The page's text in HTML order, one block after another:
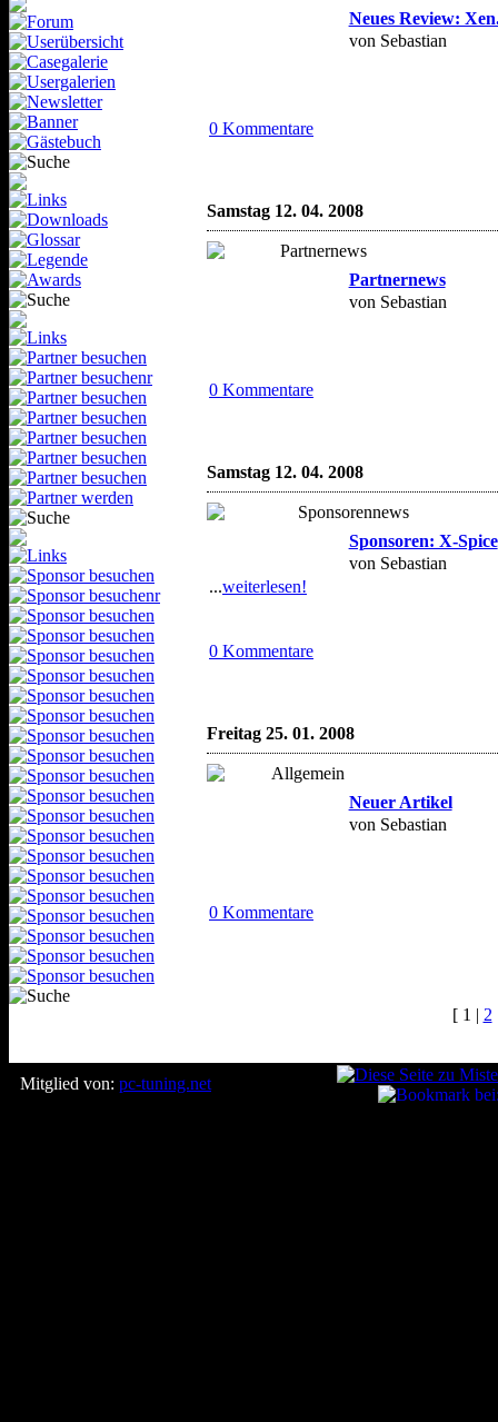
Neues Review:
von Sebastian
0 Kommentare
Samstag 12. 04. 2008
Partnernews
von Sebastian
0 Kommentare
Samstag 12. 04. 2008
Sponsoren: X-Spice
von Sebastian
...weiterlesen!
0 Kommentare
Freitag 25. 01. 2008
Neuer Artikel
von Sebastian
0 Kommentare
[ 1 | 2
Mitglied von: pc-tuning.net